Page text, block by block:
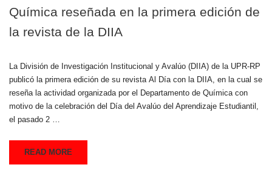
Química reseñada en la primera edición de
la revista de la DIIA
La División de Investigación Institucional y Avalúo (DIIA) de la UPR-RP
publicó la primera edición de su revista Al Día con la DIIA, en la cual se
reseña la actividad organizada por el Departamento de Química con
motivo de la celebración del Día del Avalúo del Aprendizaje Estudiantil,
el pasado 2 …
READ MORE